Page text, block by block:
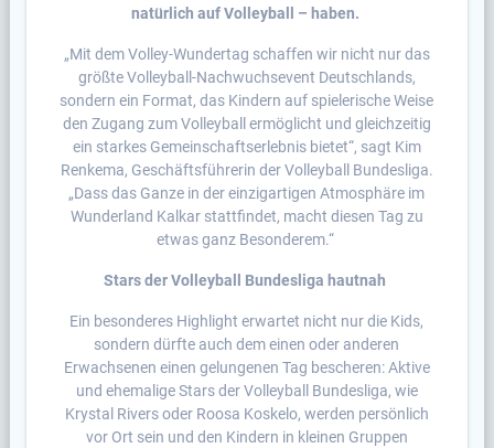
natürlich auf Volleyball – haben.
„Mit dem Volley-Wundertag schaffen wir nicht nur das
größte Volleyball-Nachwuchsevent Deutschlands,
sondern ein Format, das Kindern auf spielerische Weise
den Zugang zum Volleyball ermöglicht und gleichzeitig
ein starkes Gemeinschaftserlebnis bietet“, sagt Kim
Renkema, Geschäftsführerin der Volleyball Bundesliga.
„Dass das Ganze in der einzigartigen Atmosphäre im
Wunderland Kalkar stattfindet, macht diesen Tag zu
etwas ganz Besonderem.“
Stars der Volleyball Bundesliga hautnah
Ein besonderes Highlight erwartet nicht nur die Kids,
sondern dürfte auch dem einen oder anderen
Erwachsenen einen gelungenen Tag bescheren: Aktive
und ehemalige Stars der Volleyball Bundesliga, wie
Krystal Rivers oder Roosa Koskelo, werden persönlich
vor Ort sein und den Kindern in kleinen Gruppen